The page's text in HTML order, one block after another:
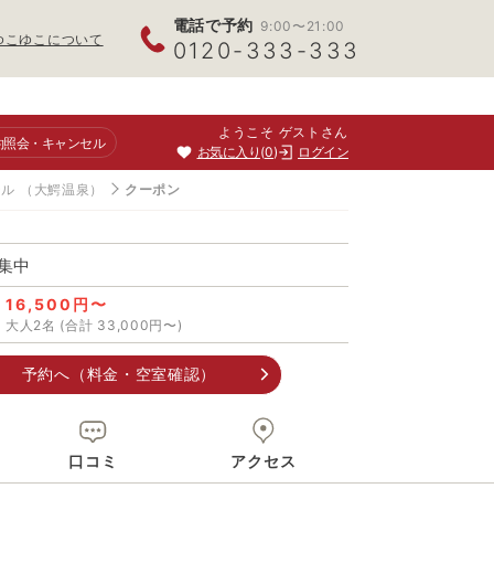
こゆこについて
電話で予約 9:00〜21:00
0120-333-333
照会・キャンセル
ようこそ ゲストさん
お気に入り 0 ログイン
（大鰐温泉） クーポン
中
16,500円〜
大人2名 (合計 33,000円〜)
予約へ（料金・空室確認）
口コミ アクセス